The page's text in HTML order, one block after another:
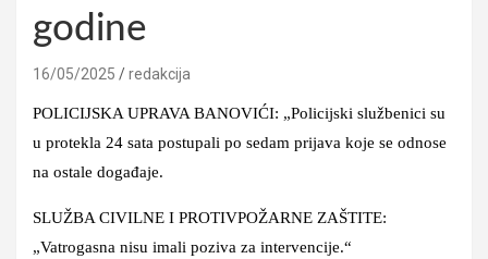
godine
16/05/2025 redakcija
POLICIJSKA UPRAVA BANOVIĆI: „Policijski službenici su
u protekla 24 sata postupali po sedam prijava koje se odnose
na ostale događaje.
SLUŽBA CIVILNE I PROTIVPOŽARNE ZAŠTITE:
„Vatrogasna nisu imali poziva za intervencije.“